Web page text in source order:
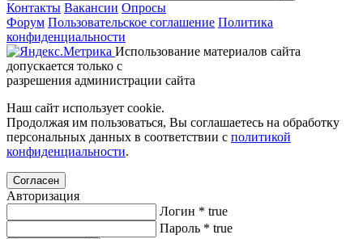
Контакты Вакансии Опросы
Форум Пользовательское соглашение Политика
конфиденциальности
Использование материалов сайта
допускается только с
разрешения администрации сайта
Наш сайт использует cookie.
Продолжая им пользоваться, Вы соглашаетесь на обработку
персональных данных в соответствии с политикой
конфиденциальности.
Согласен
Авторизация
Логин * true
Пароль * true